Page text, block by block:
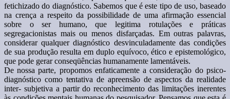
fetichizado do diagnóstico. Sabemos que é este tipo de uso, baseado
na crença a respeito da possibilidade de uma afirmação essencial
sobre o ser humano, que legitima rotulações e práticas
segregacionistas mais ou menos disfarçadas. Em outras palavras,
considerar qualquer diagnóstico desvinculadamente das condições
de sua produção resulta em duplo equívoco, ético e epistemológico,
que pode gerar conseqüências humanamente lamentáveis.
De nossa parte, propomos enfaticamente a consideração do psico-
diagnóstico como tentativa de apreensão de aspectos da realidade
inter- subjetiva a partir do reconhecimento das limitações inerentes